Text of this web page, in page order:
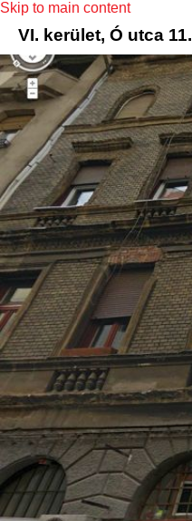
Skip to main content
VI. kerület, Ó utca 11.